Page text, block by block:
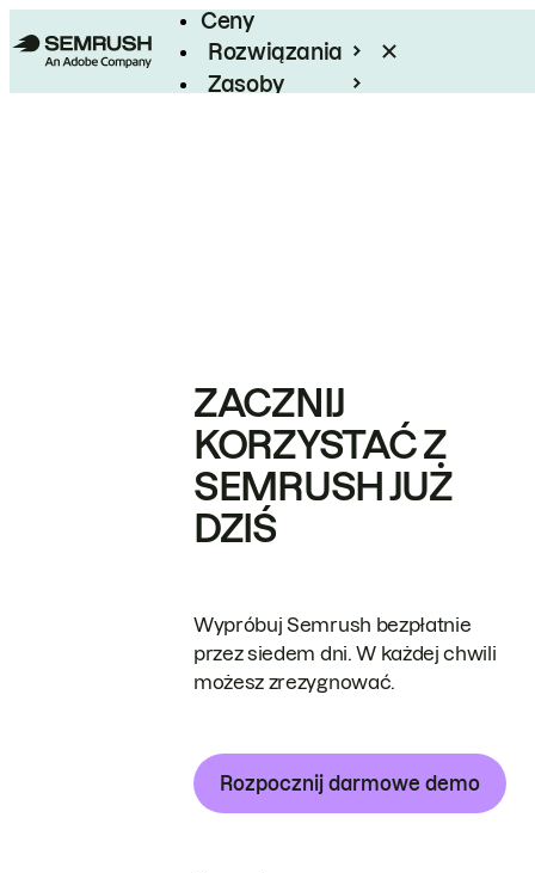
Ceny
Rozwiązania
Zasoby
ZACZNIJ
KORZYSTAĆ Z
SEMRUSH JUŻ
DZIŚ
Wypróbuj Semrush bezpłatnie
przez siedem dni. W każdej chwili
możesz zrezygnować.
Rozpocznij darmowe demo